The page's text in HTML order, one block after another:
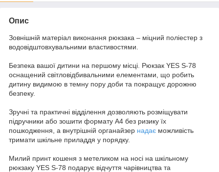
Опис
Зовнішній матеріал виконання рюкзака – міцний поліестер з
водовідштовхувальними властивостями.
Безпека вашої дитини на першому місці. Рюкзак YES S-78
оснащений світловідбивальними елементами, що робить
дитину видимою в темну пору доби та покращує дорожню
безпеку.
Зручні та практичні відділення дозволяють розміщувати
підручники або зошити формату A4 без ризику їх
пошкодження, а внутрішній органайзер надає можливість
тримати шкільне приладдя у порядку.
Милий принт кошеня з метеликом на носі на шкільному
рюкзаку YES S-78 подарує відчуття чарівництва та